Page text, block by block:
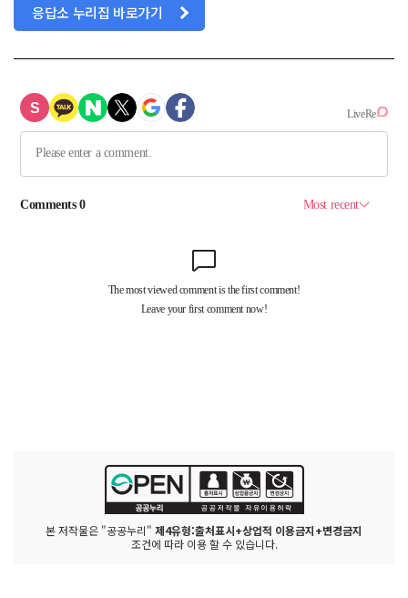
응답소 누리집 바로가기
본 저작물은 "공공누리" 제4유형:출처표시+상업적 이용금지+변경금지
조건에 따라 이용 할 수 있습니다.